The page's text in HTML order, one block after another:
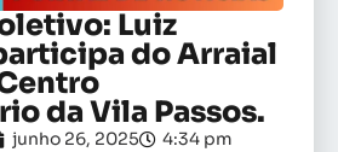
Luiz
do Arraial
da Vila Passos.
junho 26, 2025
4:34 pm